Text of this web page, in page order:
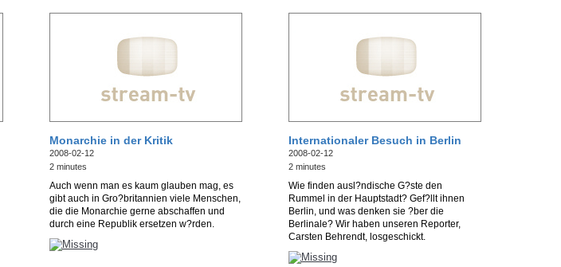
Monarchie in der Kritik
2008-02-12
2 minutes
Auch wenn man es kaum glauben mag, es
gibt auch in Gro?britannien viele Menschen,
die die Monarchie gerne abschaffen und
durch eine Republik ersetzen w?rden.
Internationaler Besuch in Berlin
2008-02-12
2 minutes
Wie finden ausl?ndische G?ste den
Rummel in der Hauptstadt? Gef?llt ihnen
Berlin, und was denken sie ?ber die
Berlinale? Wir haben unseren Reporter,
Carsten Behrendt, losgeschickt.